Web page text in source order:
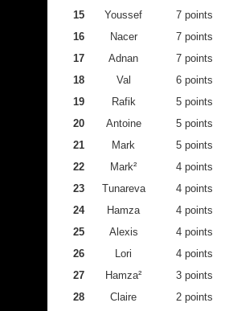
15
Youssef
7 points
16
Nacer
7 points
17
Adnan
7 points
18
Val
6 points
19
Rafik
5 points
20
Antoine
5 points
21
Mark
5 points
22
Mark²
4 points
23
Tunareva
4 points
24
Hamza
4 points
25
Alexis
4 points
26
Lori
4 points
27
Hamza²
3 points
28
Claire
2 points